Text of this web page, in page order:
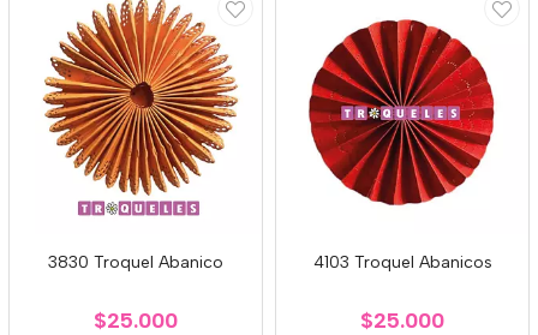
3830 Troquel Abanico
$25.000
4103 Troquel Abanicos
$25.000